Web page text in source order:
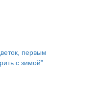
первым
с зимой”